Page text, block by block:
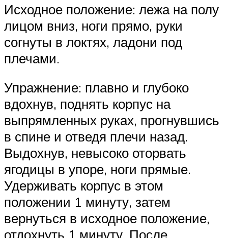
Исходное положение: лежа на полу
лицом вниз, ноги прямо, руки
согнуты в локтях, ладони под
плечами.
Упражнение: плавно и глубоко
вдохнув, поднять корпус на
выпрямленных руках, прогнувшись
в спине и отведя плечи назад.
Выдохнув, невысоко оторвать
ягодицы в упоре, ноги прямые.
Удерживать корпус в этом
положении 1 минуту, затем
вернуться в исходное положение,
отдохнуть 1 минуту. После